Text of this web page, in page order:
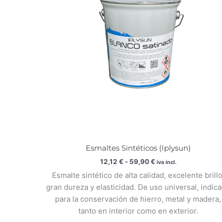
Esmaltes Sintéticos (Iplysun)
12,12 € - 59,90€
59,90 €
iva incl.
Esmalte sintético de alta calidad, excelente
gran dureza y elasticidad. De uso universal,
para la conservación de hierro, metal y madera,
tanto en interior como en exterior.